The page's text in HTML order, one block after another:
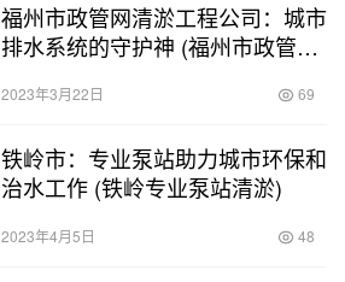
福州市政管网清淤工程公司：城市
排水系统的守护神 (福州市政管网
2023年3月22日 69
铁岭市：专业泵站助力城市环保和
治水工作 (铁岭专业泵站清淤)
2023年4月5日 48